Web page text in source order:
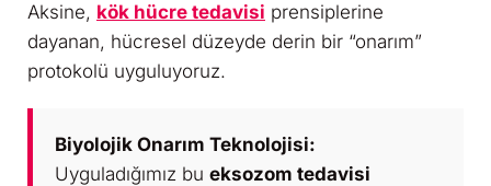
Aksine, kök hücre tedavisi prensiplerine
dayanan, hücresel düzeyde derin bir “onarım”
protokolü uyguluyoruz.
Biyolojik Onarım Teknolojisi:
Uyguladığımız bu eksozom tedavisi